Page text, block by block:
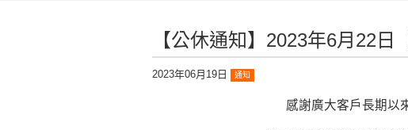
【公休通知】2023年6月22日
2023年06月19日 通知
感謝廣大客戶長期以